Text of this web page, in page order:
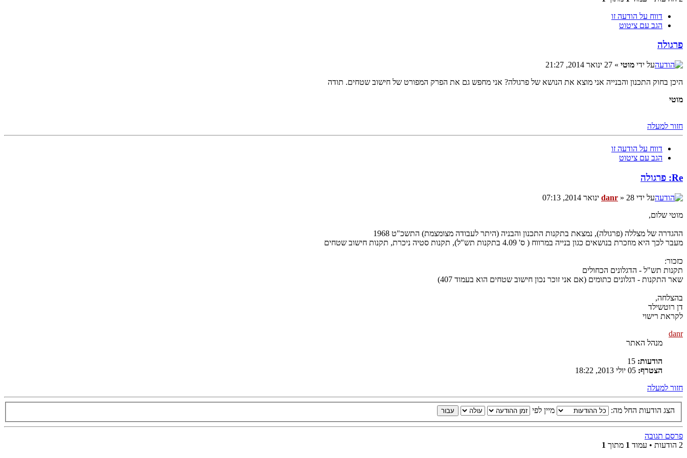
דווח על הודעה זו
הגב עם ציטוט
פרגולה
על ידי מוטי » 27 ינואר 2014, 21:27
היכן בחוק התכנון והבנייה אני מוצא את הנושא של פרגולה? אני מחפש גם את הפרק המפורט של חישוב שטחים. תודה
מוטי
חזור למעלה
דווח על הודעה זו
הגב עם ציטוט
Re: פרגולה
על ידי danr » 28 ינואר 2014, 07:13
מוטי שלום,
ההגדרה של מצללה (פרגולה), נמצאת בתקנות התכנון והבניה (היתר לעבודה מצומצמת) התשכ"ט 1968
מעבר לכך היא מוזכרת בנושאים כגון בנייה במרווח ( ס' 4.09 בתקנות תש"ל), תקנות סטיה ניכרת, תקנות חישוב שטחים
כזכור:
תקנות תש"ל - הדגלונים הכחולים
שאר התקנות - דגלונים כתומים (אם אני זוכר נכון חישוב שטחים הוא בעמוד 407)
בהצלחה,
דן רוטשילד
לקראת רישוי
danr
מנהל האתר
הודעות:
הצטרף:
חזור למעלה
הצג הודעות החל מה: מיין לפי
פרסם תגובה
2 הודעות • עמוד
1 מתוך 1